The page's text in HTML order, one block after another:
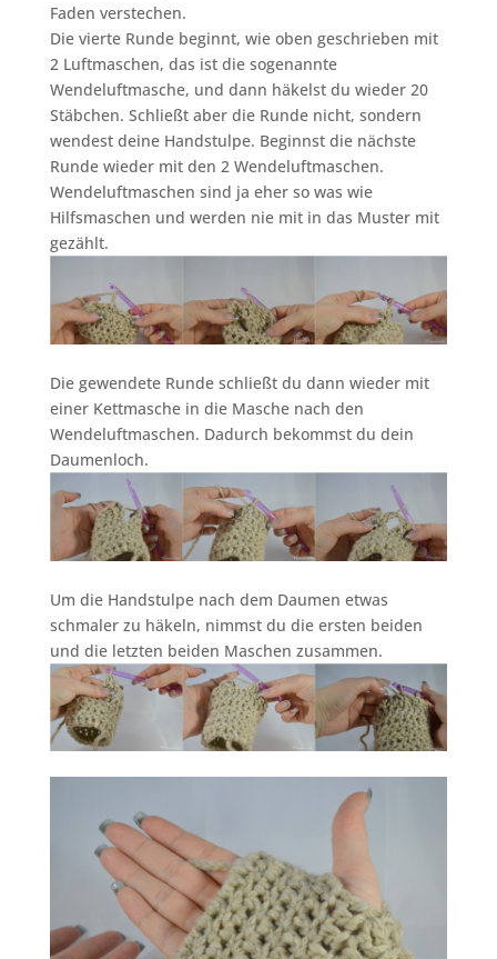
Faden verstechen.
Die vierte Runde beginnt, wie oben geschrieben mit
2 Luftmaschen, das ist die sogenannte
Wendeluftmasche, und dann häkelst du wieder 20
Stäbchen. Schließt aber die Runde nicht, sondern
wendest deine Handstulpe. Beginnst die nächste
Runde wieder mit den 2 Wendeluftmaschen.
Wendeluftmaschen sind ja eher so was wie
Hilfsmaschen und werden nie mit in das Muster mit
gezählt.
Die gewendete Runde schließt du dann wieder mit
einer Kettmasche in die Masche nach den
Wendeluftmaschen. Dadurch bekommst du dein
Daumenloch.
Um die Handstulpe nach dem Daumen etwas
schmaler zu häkeln, nimmst du die ersten beiden
und die letzten beiden Maschen zusammen.